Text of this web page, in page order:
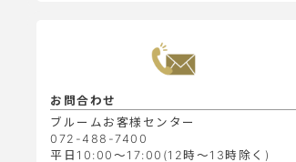
お問合わせ
ブルームお客様センター
072-488-7400
平日10:00～17:00(12時～13時除く)